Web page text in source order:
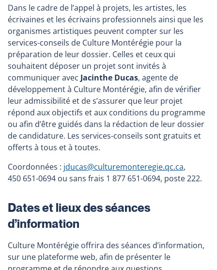
fenêtre
une
nouvelle
fenêtre
Dans le cadre de l’appel à projets, les artistes, les
écrivaines et les écrivains professionnels ainsi que les
organismes artistiques peuvent compter sur les
services-conseils de Culture Montérégie pour la
préparation de leur dossier. Celles et ceux qui
souhaitent déposer un projet sont invités à
communiquer avec Jacinthe Ducas, agente de
développement à Culture Montérégie, afin de vérifier
leur admissibilité et de s’assurer que leur projet
répond aux objectifs et aux conditions du programme
ou afin d’être guidés dans la rédaction de leur dossier
de candidature. Les services-conseils sont gratuits et
offerts à tous et à toutes.
Coordonnées : jducas@culturemonteregie.qc.ca,
450 651-0694 ou sans frais 1 877 651-0694, poste 222.
Dates et lieux des séances
d’information
Culture Montérégie offrira des séances d’information,
sur une plateforme web, afin de présenter le